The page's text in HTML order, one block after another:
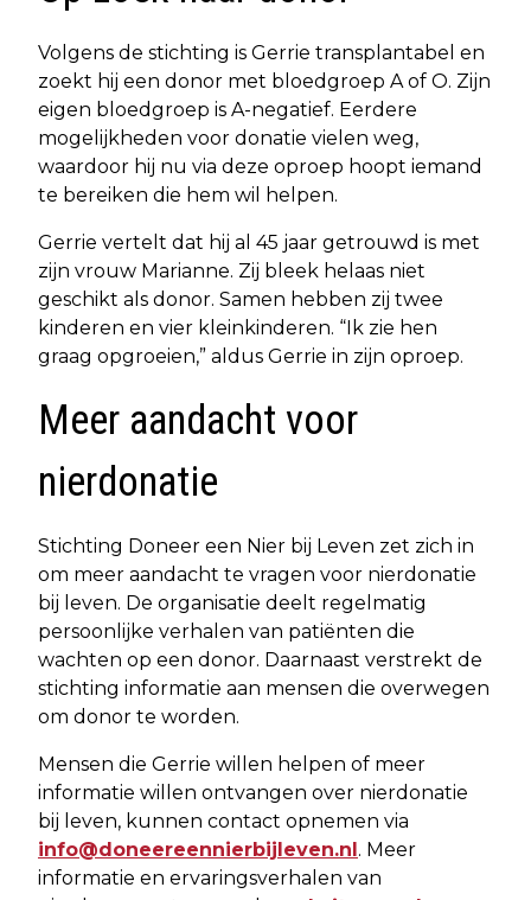
Volgens de stichting is Gerrie transplantabel en
zoekt hij een donor met bloedgroep A of O. Zijn
eigen bloedgroep is A-negatief. Eerdere
mogelijkheden voor donatie vielen weg,
waardoor hij nu via deze oproep hoopt iemand
te bereiken die hem wil helpen.
Gerrie vertelt dat hij al 45 jaar getrouwd is met
zijn vrouw Marianne. Zij bleek helaas niet
geschikt als donor. Samen hebben zij twee
kinderen en vier kleinkinderen. “Ik zie hen
graag opgroeien,” aldus Gerrie in zijn oproep.
Meer aandacht voor
nierdonatie
Stichting Doneer een Nier bij Leven zet zich in
om meer aandacht te vragen voor nierdonatie
bij leven. De organisatie deelt regelmatig
persoonlijke verhalen van patiënten die
wachten op een donor. Daarnaast verstrekt de
stichting informatie aan mensen die overwegen
om donor te worden.
Mensen die Gerrie willen helpen of meer
informatie willen ontvangen over nierdonatie
bij leven, kunnen contact opnemen via
info@doneereennierbijleven.nl. Meer
informatie en ervaringsverhalen van